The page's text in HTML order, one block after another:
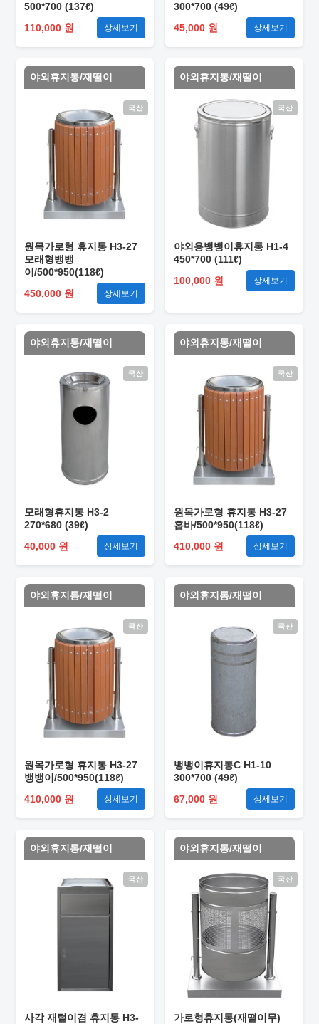
500*700 (137ℓ)
110,000 원
상세보기
300*700 (49ℓ)
45,000 원
상세보기
야외휴지통/재떨이
국산
원목가로형 휴지통 H3-27
모래형뱅뱅
이/500*950(118ℓ)
450,000 원
상세보기
야외휴지통/재떨이
국산
야외용뱅뱅이휴지통 H1-4
450*700 (111ℓ)
100,000 원
상세보기
야외휴지통/재떨이
국산
모래형휴지통 H3-2
270*680 (39ℓ)
40,000 원
상세보기
야외휴지통/재떨이
국산
원목가로형 휴지통 H3-27
홉바/500*950(118ℓ)
410,000 원
상세보기
야외휴지통/재떨이
국산
원목가로형 휴지통 H3-27
뱅뱅이/500*950(118ℓ)
410,000 원
상세보기
야외휴지통/재떨이
국산
뱅뱅이휴지통C H1-10
300*700 (49ℓ)
67,000 원
상세보기
야외휴지통/재떨이
국산
사각 재털이겸 휴지통 H3-
야외휴지통/재떨이
국산
가로형휴지통(재떨이무)